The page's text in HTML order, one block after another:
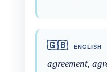
🇬🇧 ENGLISH
agreement,